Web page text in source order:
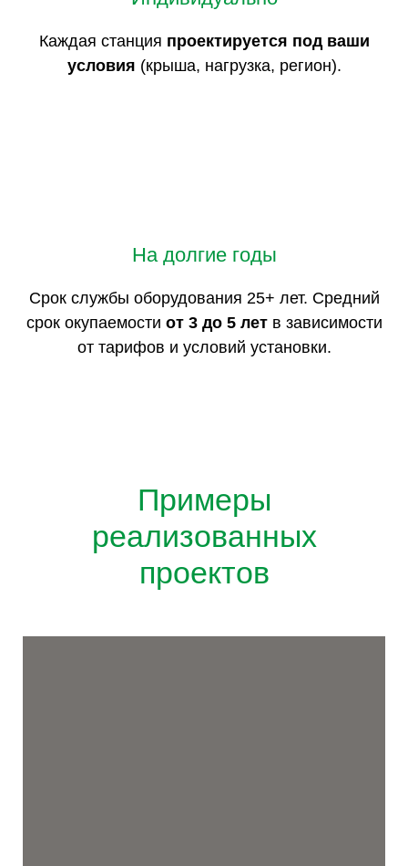
Каждая станция проектируется под ваши
условия (крыша, нагрузка, регион).
На долгие годы
Срок службы оборудования 25+ лет. Средний
срок окупаемости от 3 до 5 летв зависимости
от тарифов и условий установки.
Примеры
реализованных
проектов